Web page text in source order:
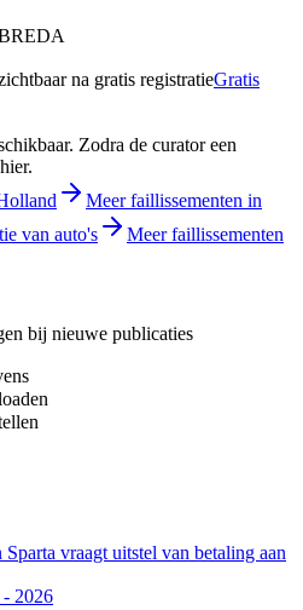
na gratis registratieGratis
Zodra de curator een
Meer faillissementen in
van auto's
Meer faillissementen
bij nieuwe publicaties
vraagt uitstel van betaling aan
2026